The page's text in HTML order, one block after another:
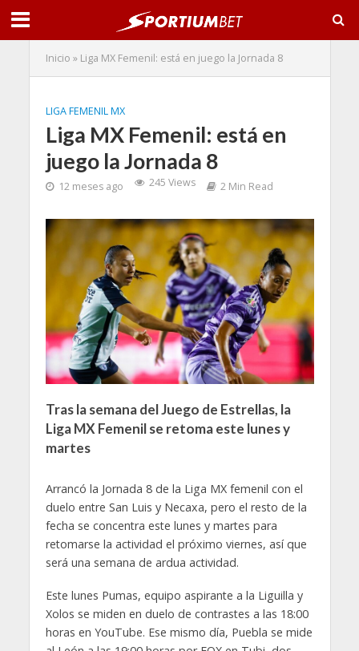
Inicio » Liga MX Femenil: está en juego la Jornada 8
LIGA FEMENIL MX
Liga MX Femenil: está en
juego la Jornada 8
12 meses ago 245 Views 2 Min Read
Tras la semana del Juego de Estrellas, la
Liga MX Femenil se retoma este lunes y
martes
Arrancó la Jornada 8 de la Liga MX femenil con el
duelo entre San Luis y Necaxa, pero el resto de la
fecha se concentra este lunes y martes para
retomarse la actividad el próximo viernes, así que
será una semana de ardua actividad.
Este lunes Pumas, equipo aspirante a la Liguilla y
Xolos se miden en duelo de contrastes a las 18:00
horas en YouTube. Ese mismo día, Puebla se mide